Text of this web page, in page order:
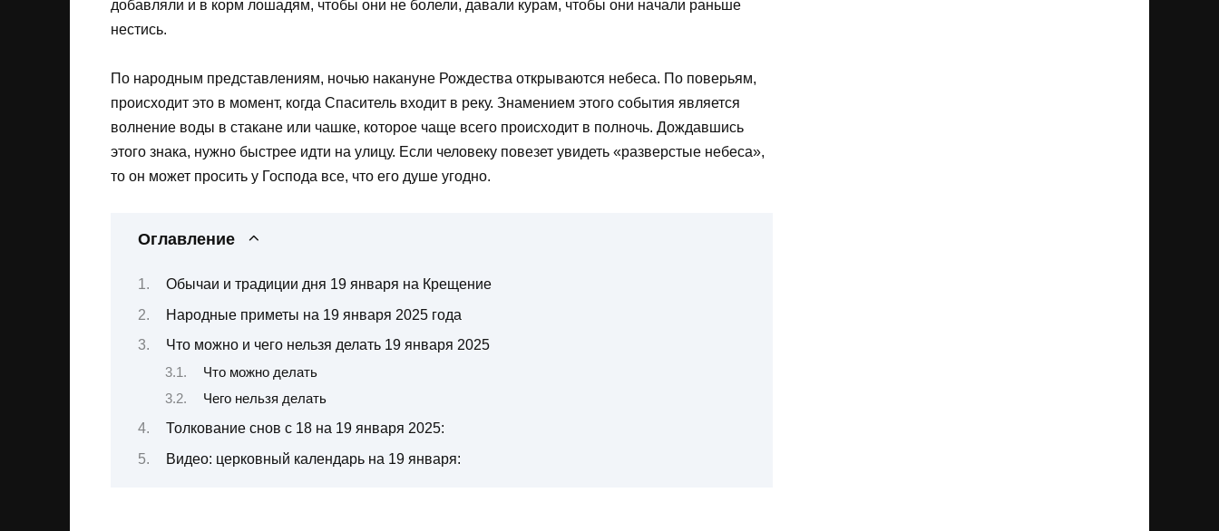
добавляли и в корм лошадям, чтобы они не болели, давали курам, чтобы они начали раньше
нестись.
По народным представлениям, ночью накануне Рождества открываются небеса. По поверьям,
происходит это в момент, когда Спаситель входит в реку. Знамением этого события является
волнение воды в стакане или чашке, которое чаще всего происходит в полночь. Дождавшись
этого знака, нужно быстрее идти на улицу. Если человеку повезет увидеть «разверстые небеса»,
то он может просить у Господа все, что его душе угодно.
Оглавление
Обычаи и традиции дня 19 января на Крещение
Народные приметы на 19 января 2025 года
Что можно и чего нельзя делать 19 января 2025
Что можно делать
Чего нельзя делать
Толкование снов с 18 на 19 января 2025:
Видео: церковный календарь на 19 января: